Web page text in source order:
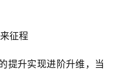
征程
提升实现进阶升维，当